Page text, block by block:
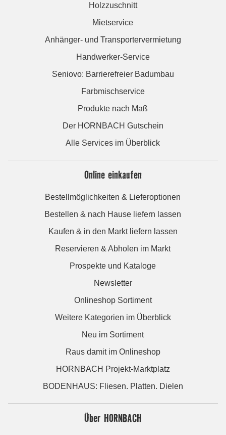
Holzzuschnitt
Mietservice
Anhänger- und Transportervermietung
Handwerker-Service
Seniovo: Barrierefreier Badumbau
Farbmischservice
Produkte nach Maß
Der HORNBACH Gutschein
Alle Services im Überblick
Online einkaufen
Bestellmöglichkeiten & Lieferoptionen
Bestellen & nach Hause liefern lassen
Kaufen & in den Markt liefern lassen
Reservieren & Abholen im Markt
Prospekte und Kataloge
Newsletter
Onlineshop Sortiment
Weitere Kategorien im Überblick
Neu im Sortiment
Raus damit im Onlineshop
HORNBACH Projekt-Marktplatz
BODENHAUS: Fliesen. Platten. Dielen
Über HORNBACH